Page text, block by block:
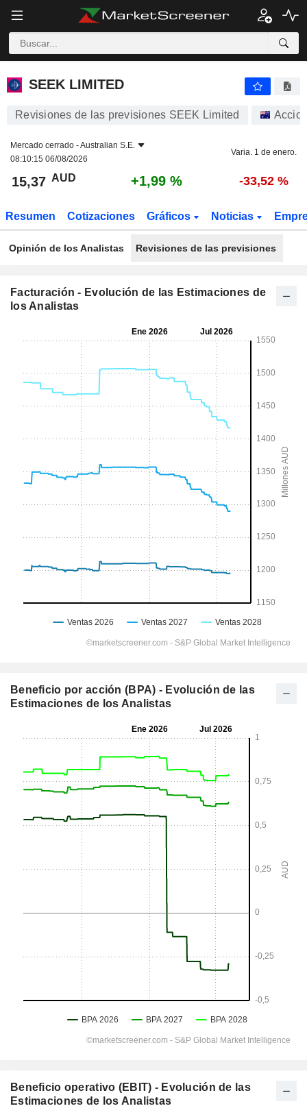
SEEK LIMITED
SEEK LIMITED
Revisiones de las previsiones SEEK Limited
Mercado cerrado -Australian S.E.
08:10:15 06/08/2026
Varia. 1 de enero.
15,37 AUD +1,99 % -33,52 %
Resumen Cotizaciones Gráficos Noticias
Opinión de los Analistas Revisiones de las previsiones
Facturación - Evolución de las Estimaciones de
los Analistas
Beneficio por acción (BPA) - Evolución de las
Estimaciones de los Analistas
Beneficio operativo (EBIT) - Evolución de las
Estimaciones de los Analistas